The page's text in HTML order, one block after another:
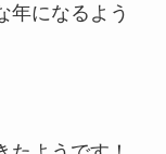
年になるよう